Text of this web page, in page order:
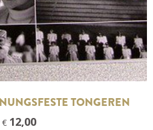
TONGEREN
€ 12,00